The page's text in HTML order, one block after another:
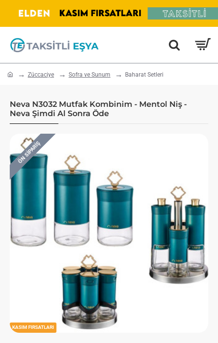
home Züccaciye Sofra ve Sunum Baharat Setleri
Neva N3032 Mutfak Kombinim - Mentol Niş -
Neva Şimdi Al Sonra Öde
KASIM FIRSATLARI
ÖN SIPARIŞ